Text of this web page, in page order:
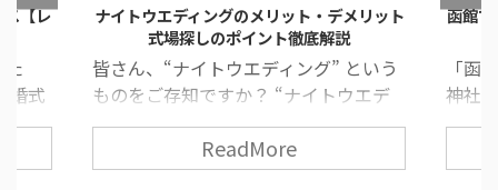
【レ
婚式
すめ
がな
ナイトウエディングのメリット・デメリット
式場探しのポイント徹底解説
皆さん、“ナイトウエディング” という
ものをご存知ですか？ “ナイトウエデ
ィング” とは、夕方から夜の時間に行
う結婚式のことで、近年とても人気な
挙式スタイルの一つです！ 挙式や披露
ReadMore
函館
「函
神社
道っ
いと